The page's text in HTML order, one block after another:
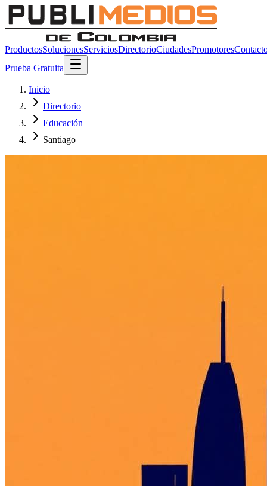
ProductosSolucionesServiciosDirectorioCiudadesPromotores
Prueba Gratuita
Inicio
Directorio
Educación
Santiago